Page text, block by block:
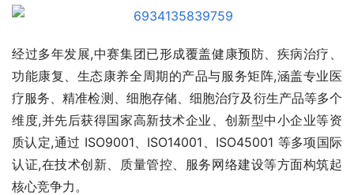
经过多年发展,中赛集团已形成覆盖健康预防、疾病治疗、
功能康复、生态康养全周期的产品与服务矩阵,涵盖专业医
疗服务、精准检测、细胞存储、细胞治疗及衍生产品等多个
维度,并先后获得国家高新技术企业、创新型中小企业等资
质认定,通过 ISO9001、ISO14001、ISO45001 等多项国际
认证,在技术创新、质量管控、服务网络建设等方面构筑起
核心竞争力。